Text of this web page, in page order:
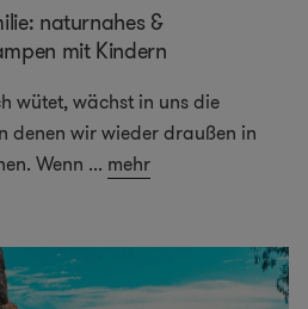
naturnahes &
mit Kindern
wütet, wächst in uns die
denen wir wieder draußen in
Wenn ... mehr